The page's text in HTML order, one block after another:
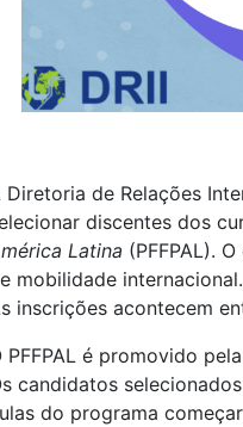
Diretoria de Relações
discentes dos
Latina (PFFPAL).
mobilidade
inscrições acontecem
PFFPAL é promovido pela
candidatos
do programa